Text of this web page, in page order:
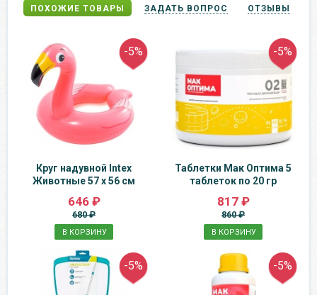
ПОХОЖИЕ ТОВАРЫ ЗАДАТЬ ВОПРОС ОТЗЫВЫ
-5%
Круг надувной Intex
Животные 57 x 56 см
646 ₽
680 ₽
В КОРЗИНУ
-5%
Таблетки Мак Оптима 5
таблеток по 20 гр
817 ₽
860 ₽
В КОРЗИНУ
-5% -5%